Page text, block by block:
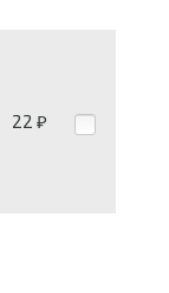
22 ₽